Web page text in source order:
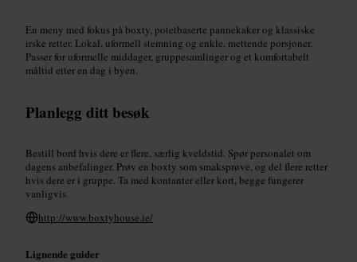
En meny med fokus på boxty, potetbaserte pannekaker og klassiske
irske retter. Lokal, uformell stemning og enkle, mettende porsjoner.
Passer for uformelle middager, gruppesamlinger og et komfortabelt
måltid etter en dag i byen.
Planlegg ditt besøk
Bestill bord hvis dere er flere, særlig kveldstid. Spør personalet om
dagens anbefalinger. Prøv en boxty som smaksprøve, og del flere retter
hvis dere er i gruppe. Ta med kontanter eller kort, begge fungerer
vanligvis.
http://www.boxtyhouse.ie/
Lignende guider